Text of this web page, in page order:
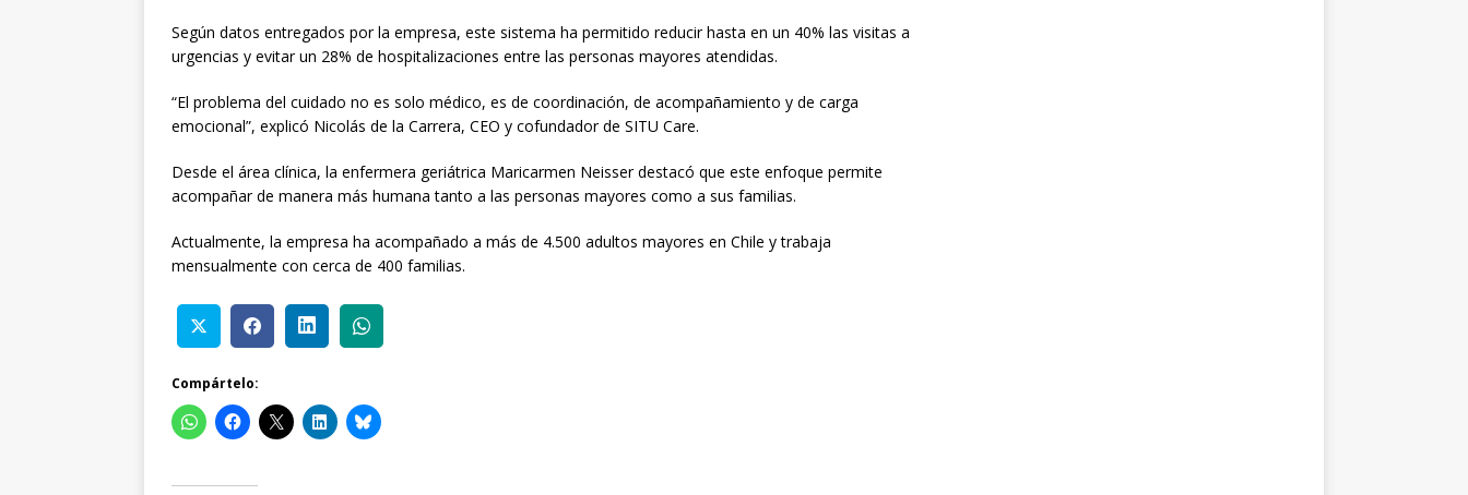
Según datos entregados por la empresa, este sistema ha permitido reducir hasta en un 40% las visitas a
urgencias y evitar un 28% de hospitalizaciones entre las personas mayores atendidas.
“El problema del cuidado no es solo médico, es de coordinación, de acompañamiento y de carga
emocional”, explicó Nicolás de la Carrera, CEO y cofundador de SITU Care.
Desde el área clínica, la enfermera geriátrica Maricarmen Neisser destacó que este enfoque permite
acompañar de manera más humana tanto a las personas mayores como a sus familias.
Actualmente, la empresa ha acompañado a más de 4.500 adultos mayores en Chile y trabaja
mensualmente con cerca de 400 familias.
Compártelo: